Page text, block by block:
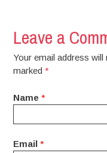
Leave a
Your email address
marked*
Name *
Email *